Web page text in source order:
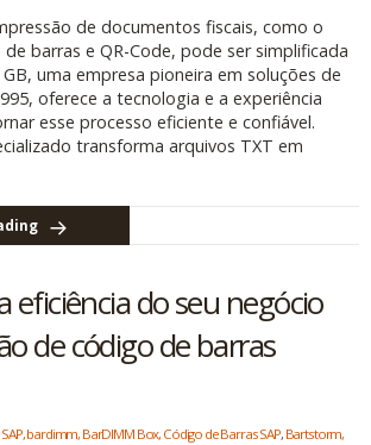
de documentos fiscais, como o
barras e QR-Code, pode ser simplificada
uma empresa pioneira em soluções de
oferece a tecnologia e a experiência
esse processo eficiente e confiável.
transforma arquivos TXT em
eficiência do seu negócio
de código de barras
bardimm, BarDIMM Box, Código de Barras SAP, Bartstorm,